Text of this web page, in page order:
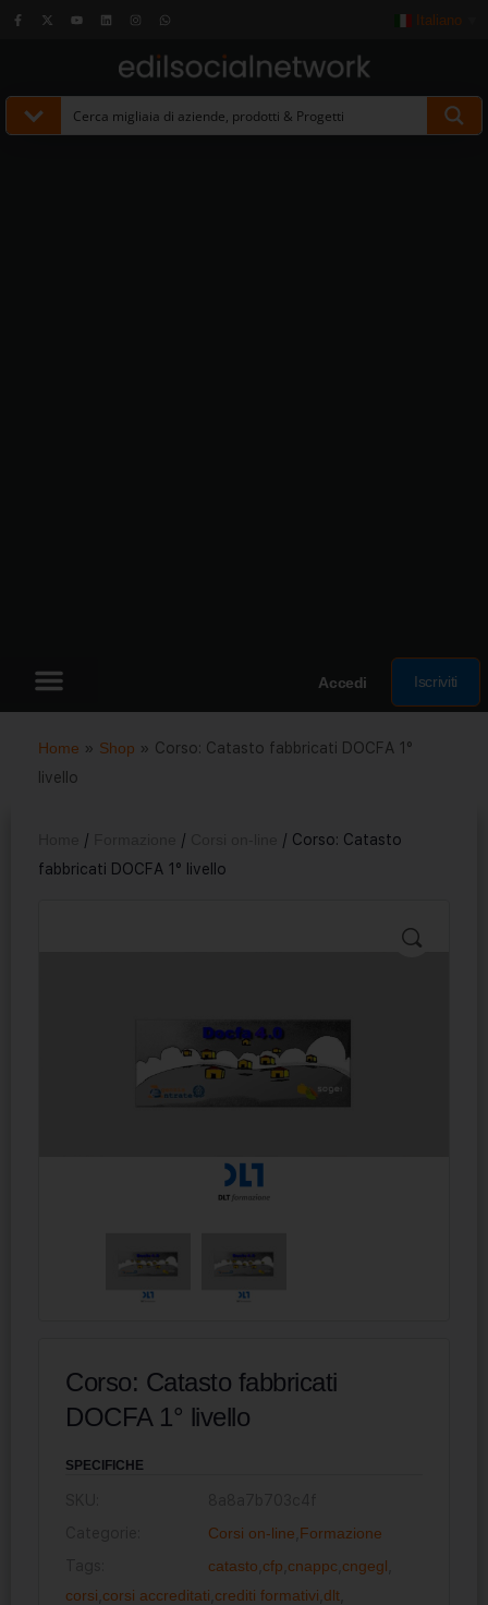
Italiano
Accedi Iscriviti
Home » Shop » Corso: Catasto fabbricati DOCFA 1°
livello
/ /
/ Corso: Catasto
fabbricati DOCFA 1° livello
Corso: Catasto fabbricati
DOCFA 1° livello
SPECIFICHE
Corsi on-line Formazione
catasto cfp cnappc cngegl
corsi corsi accreditati crediti formativi dlt